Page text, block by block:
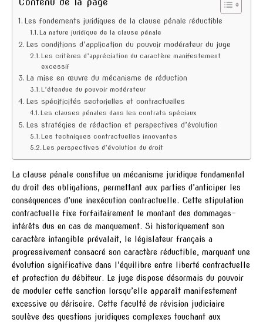
Les fondements juridiques de la clause pénale réductible
La nature juridique de la clause pénale
Les conditions d’application du pouvoir modérateur du juge
Les critères d’appréciation du caractère manifestement
excessif
La mise en œuvre du mécanisme de réduction
L’étendue du pouvoir modérateur
Les spécificités sectorielles et contractuelles
Les clauses pénales dans les contrats spéciaux
Les stratégies de rédaction et perspectives d’évolution
Les techniques contractuelles innovantes
Les perspectives d’évolution du droit
La clause pénale constitue un mécanisme juridique fondamental
du droit des obligations, permettant aux parties d’anticiper les
conséquences d’une inexécution contractuelle. Cette stipulation
contractuelle fixe forfaitairement le montant des dommages-
intérêts dus en cas de manquement. Si historiquement son
caractère intangible prévalait, le législateur français a
progressivement consacré son caractère réductible, marquant une
évolution significative dans l’équilibre entre liberté contractuelle
et protection du débiteur. Le juge dispose désormais du pouvoir
de moduler cette sanction lorsqu’elle apparaît manifestement
excessive ou dérisoire. Cette faculté de révision judiciaire
soulève des questions juridiques complexes touchant aux